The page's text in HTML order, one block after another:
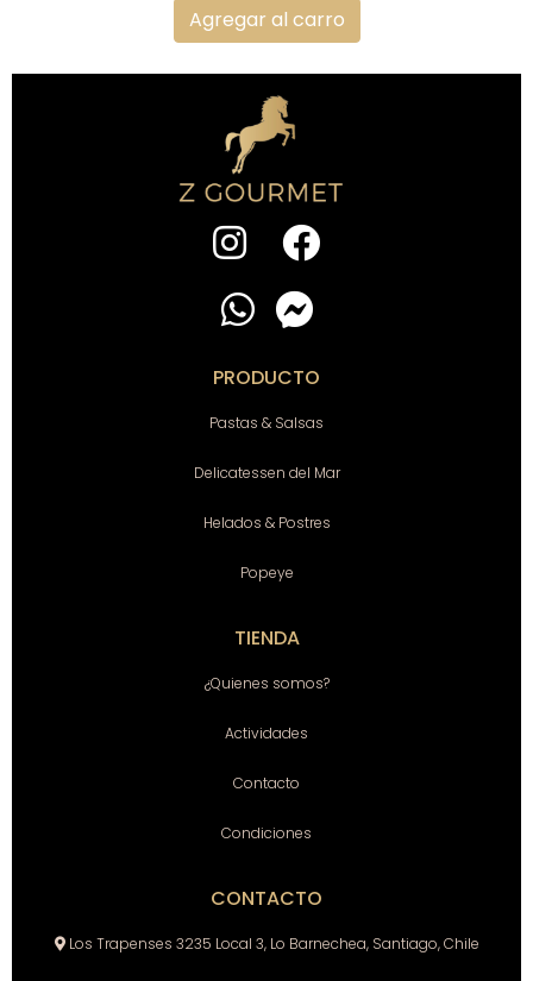
Agregar al carro
PRODUCTO
Pastas & Salsas
Delicatessen del Mar
Helados & Postres
Popeye
TIENDA
¿Quienes somos?
Actividades
Contacto
Condiciones
CONTACTO
Los Trapenses 3235 Local 3, Lo Barnechea, Santiago, Chile